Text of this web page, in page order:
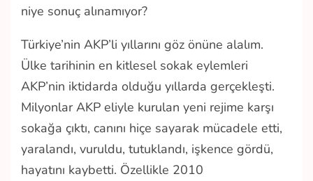
niye sonuç alınamıyor?
Türkiye’nin AKP’li yıllarını göz önüne alalım.
Ülke tarihinin en kitlesel sokak eylemleri
AKP’nin iktidarda olduğu yıllarda gerçekleşti.
Milyonlar AKP eliyle kurulan yeni rejime karşı
sokağa çıktı, canını hiçe sayarak mücadele etti,
yaralandı, vuruldu, tutuklandı, işkence gördü,
hayatını kaybetti. Özellikle 2010